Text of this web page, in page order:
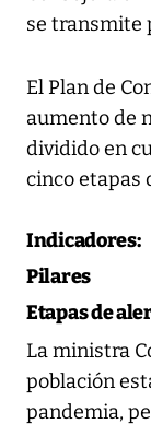
se transmite
El Plan de
aumento de
dividido en
cinco etapas
Indicadores:
Pilares
Etapas de
La ministra
población
pandemia,